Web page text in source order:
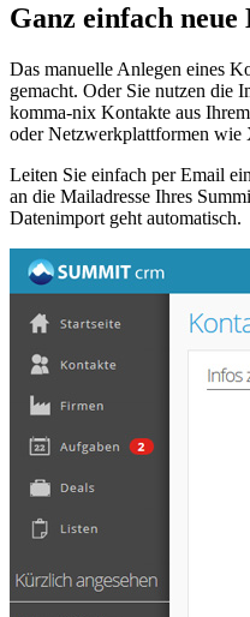
Ganz einfach
Das manuelle Anlegen eines
gemacht. Oder Sie nutzen die
komma-nix Kontakte aus
oder Netzwerkplattformen wie
Leiten Sie einfach per Email
an die Mailadresse Ihres
Datenimport geht automatisch.